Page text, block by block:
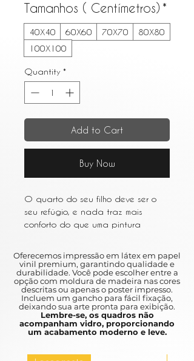
Tamanhos ( Centímetros) *
40X40 60X60 70X70
80X80
100X100
Quantity *
Add to Cart
Buy Now
O quarto do seu filho deve ser o
seu refúgio, e nada traz mais
conforto do que uma pintura
seu filho, estimular a sua
imaginação e dar-lhes uma
calorosa sensação de
familiaridade.
Your child's bedroom should be your
Oferecemos impressão em látex em papel
vinil premium, garantindo qualidade e
durabilidade. Você pode escolher entre a
opção com moldura de madeira nas cores
descritas ou apenas o poster impresso.
Incluem um gancho para fácil fixação,
deixando sua arte pronta para exibição.
Lembre-se, os quadros não
acompanham vidro, proporcionando
um acabamento moderno e leve.